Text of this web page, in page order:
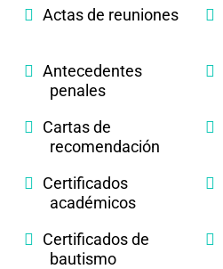
Actas de reuniones
Antecedentes
penales
Cartas de
recomendación
Certificados
académicos
Certificados de
bautismo